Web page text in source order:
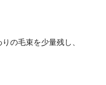
の毛束を少量残し、